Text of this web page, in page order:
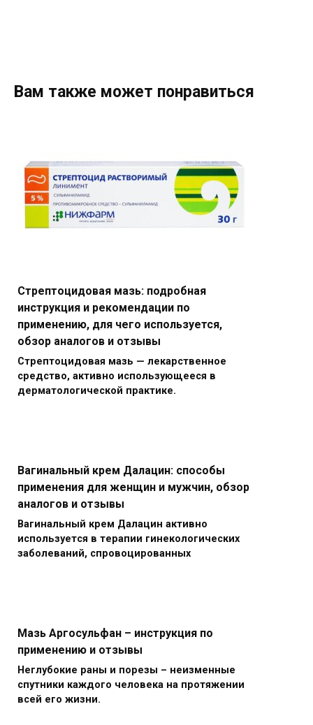
Вам также может понравиться
Стрептоцидовая мазь: подробная
инструкция и рекомендации по
применению, для чего используется,
обзор аналогов и отзывы
Стрептоцидовая мазь — лекарственное
средство, активно использующееся в
дерматологической практике.
Вагинальный крем Далацин: способы
применения для женщин и мужчин, обзор
аналогов и отзывы
Вагинальный крем Далацин активно
используется в терапии гинекологических
заболеваний, спровоцированных
Мазь Аргосульфан – инструкция по
применению и отзывы
Неглубокие раны и порезы – неизменные
спутники каждого человека на протяжении
всей его жизни.